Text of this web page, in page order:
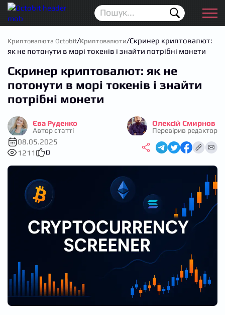
Новини
Для початківців
Криптовалюта
Біржі
Трейдинг
Гаманці
Проп трейдинг
Календар ICO
Криптовалюта Octobit/Криптовалюти/Скринер криптовалют:
як не потонути в морі токенів і знайти потрібні монети
Скринер криптовалют: як не
потонути в морі токенів і знайти
потрібні монети
Єва Руденко
Автор статті
Олексій Смирнов
Перевірив редактор
08.05.2025
1211
0